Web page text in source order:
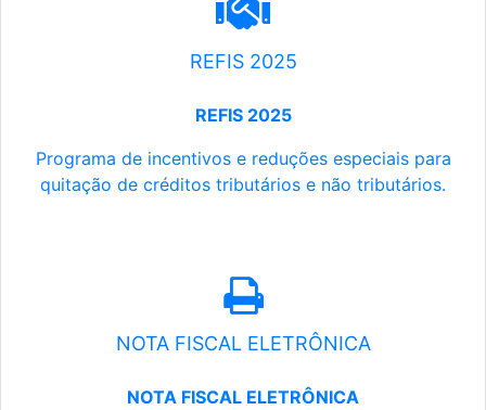
REFIS 2025
REFIS 2025
Programa de incentivos e reduções especiais para
quitação de créditos tributários e não tributários.
NOTA FISCAL ELETRÔNICA
NOTA FISCAL ELETRÔNICA